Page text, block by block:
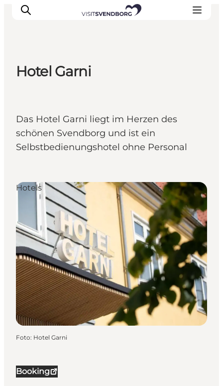
Shopping in Svendborg
Übernachtung
Den Urlaub planen
Hotel Garni
Das Hotel Garni liegt im Herzen des
schönen Svendborg und ist ein
Selbstbedienungshotel ohne Personal
Booking
Hotels
Foto: Hotel Garni